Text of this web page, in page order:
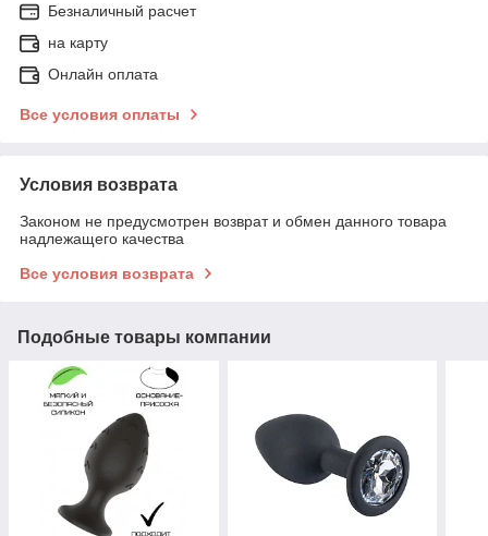
Безналичный расчет
на карту
Онлайн оплата
Все условия оплаты
Условия возврата
Законом не предусмотрен возврат и обмен данного товара
надлежащего качества
Все условия возврата
Подобные товары компании